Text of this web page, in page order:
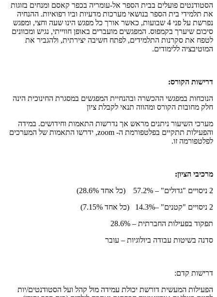
הסטודנטים פועלים בבית הספר אל-עומריה בכפר קאסם ומנחים בזוגות
את תלמידי בית הספר בנושאי מערכות מדעיות וביו רפואיות. ההנחיה
נפרשת על פני 4 שבועות, כאשר אורך כל מפגש הינו שעה וחצי, ומפגש
סיכום שיערך בקמפוס. המפגשים מועברים באופן חווייתי, נגיש ומכוונים
לטפח את סקרנות התלמידים, לפתח חשיבה יצירתית, ולהגביר את
המוטיבציה ללימודים.
דרישות הקורס:
הנוכחות במפגשי ההכשרה ובהנחיית המפגשים במסגרת החינוכית הינה
חלק מחובות הקורס ומהווה תנאי לקבלת ציון
מערכי השיעור ניתנים מראש אך נדרשות התאמות וחידושים. במידה
והפעילות תתקיים בפלטפורמת ה- zoom, ידרשו התאמות של המערכים
לפלטפורמה זו.
מרכיבי הציון:
2 ניסויים "גדולים" – 57.2% (כל אחד 28.6%)
2 ניסויים "קטנים" –14.3% (כל אחד 7.15%)
תפקוד בפעילות החברתית – 28.6%
סדנה בשיטות עבודה ביולוגיות – עובר
דרישות קדם:
הפעילות המעשית דורשת יכולת עמידה מול קהל ועל הסטודנטים/יות